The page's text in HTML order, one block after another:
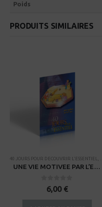
Poids
PRODUITS SIMILAIRES
40 JOURS POUR DECOUVRIR L'ESSENTIEL
UNE VIE MOTIVEE PAR L’ESSENTIEL – pour enfants de 4-7 ANS
sur 5
6,00 €